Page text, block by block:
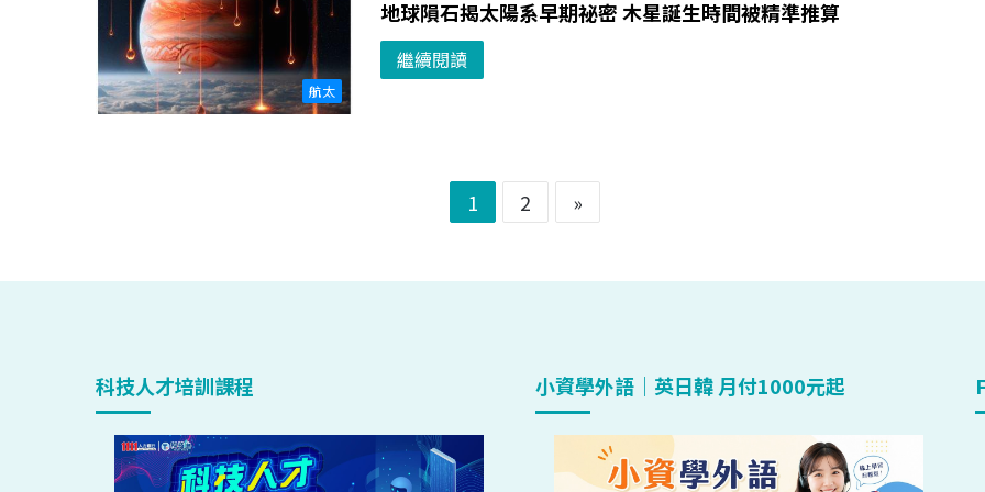
航太
地球隕石揭太陽系早期祕密 木星誕生時間被精準推算
繼續閱讀
1 2 »
科技人才培訓課程 小資學外語｜英日韓 月付1000元起